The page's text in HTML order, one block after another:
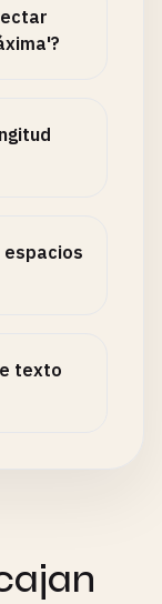
espacios
texto